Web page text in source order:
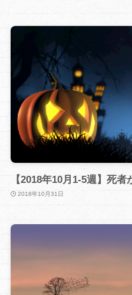
【2018年10月1-5週】死者
2018年10月31日